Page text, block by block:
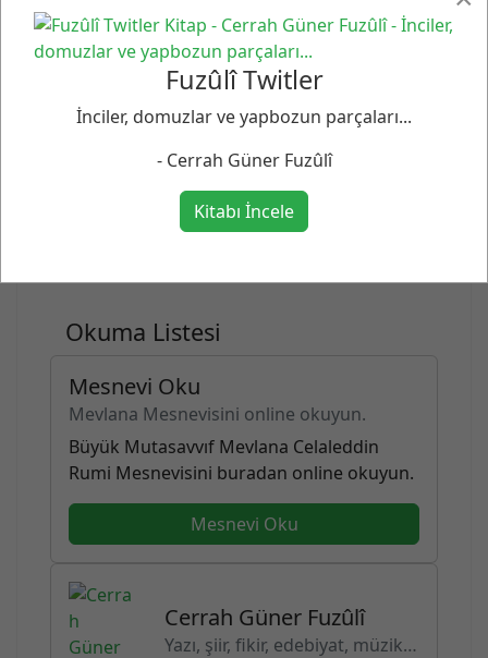
Okuma Listesi
Mesnevi Oku
Mevlana Mesnevisini online okuyun.
Büyük Mutasavvıf Mevlana Celaleddin
Rumi Mesnevisini buradan online okuyun.
Mesnevi Oku
Cerrah Güner Fuzûlî
Yazı, şiir, fikir, edebiyat, müzik…
Fuzûlî Twitler
İnciler, domuzlar ve yapbozun parçaları...
- Cerrah Güner Fuzûlî
Kitabı İncele